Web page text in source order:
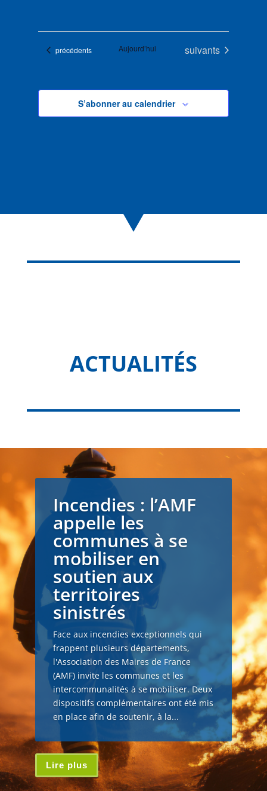
Évènements
précédents Aujourd’hui Évènements
suivants
S’abonner au calendrier
ACTUALITÉS
Incendies : l’AMF
appelle les
communes à se
mobiliser en
soutien aux
territoires
sinistrés
Face aux incendies exceptionnels qui
frappent plusieurs départements,
l'Association des Maires de France
(AMF) invite les communes et les
intercommunalités à se mobiliser. Deux
dispositifs complémentaires ont été mis
en place afin de soutenir, à la...
Lire plus